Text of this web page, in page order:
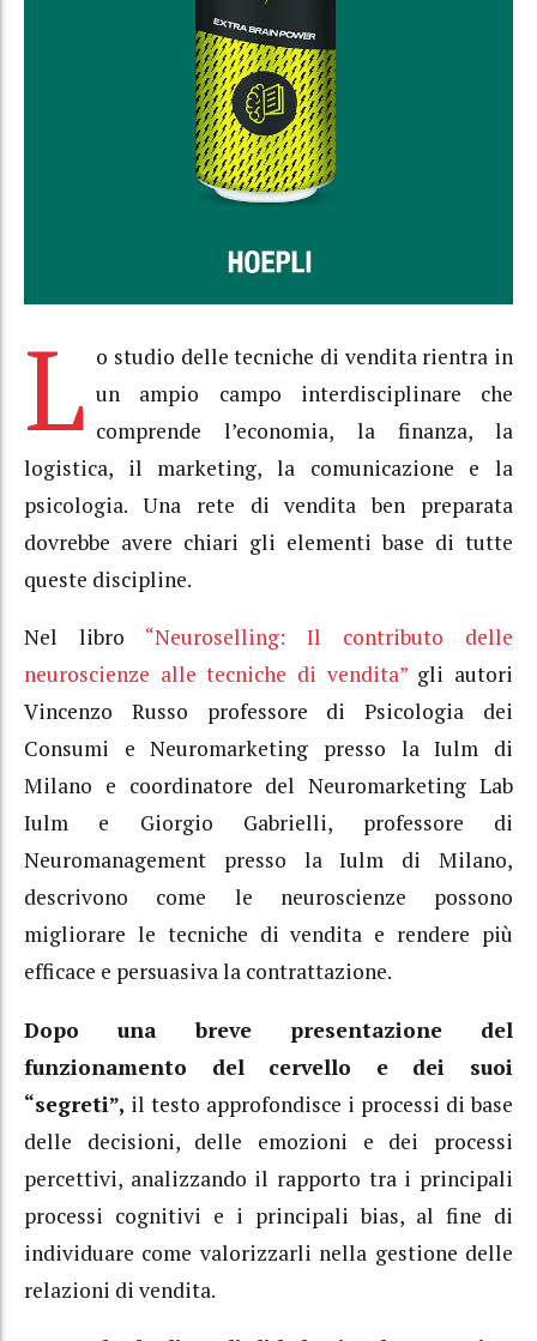
L o studio delle tecniche di vendita rientra in
un ampio campo interdisciplinare che
comprende l’economia, la finanza, la
logistica, il marketing, la comunicazione e la
psicologia. Una rete di vendita ben preparata
dovrebbe avere chiari gli elementi base di tutte
queste discipline.
Nel libro “Neuroselling: Il contributo delle
neuroscienze alle tecniche di vendita”gli autori
Vincenzo Russo professore di Psicologia dei
Consumi e Neuromarketing presso la Iulm di
Milano e coordinatore del Neuromarketing Lab
Iulm e Giorgio Gabrielli, professore di
Neuromanagement presso la Iulm di Milano,
descrivono come le neuroscienze possono
migliorare le tecniche di vendita e rendere più
efficace e persuasiva la contrattazione.
Dopo una breve presentazione del
funzionamento del cervello e dei suoi
“segreti”, il testo approfondisce i processi di base
delle decisioni, delle emozioni e dei processi
percettivi, analizzando il rapporto tra i principali
processi cognitivi e i principali bias, al fine di
individuare come valorizzarli nella gestione delle
relazioni di vendita.